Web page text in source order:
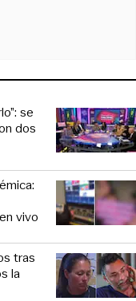
se
dos
vivo
tras
la